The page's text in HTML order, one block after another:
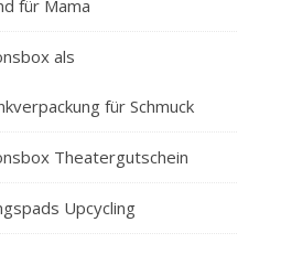
für Mama
als
für Schmuck
Theatergutschein
Upcycling